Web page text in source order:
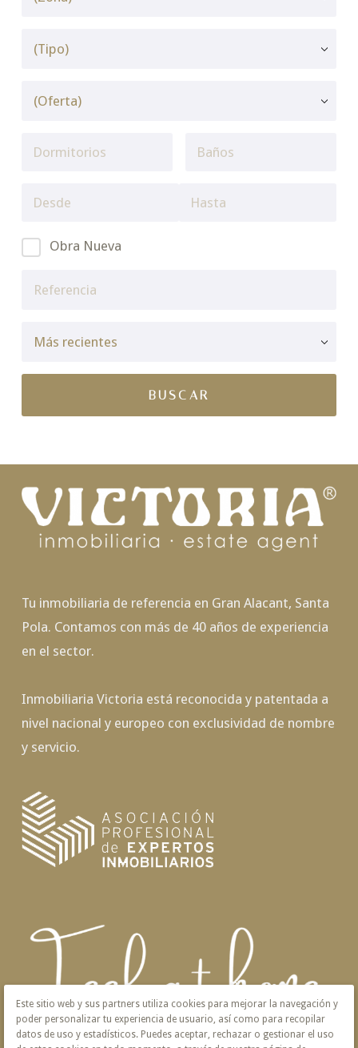
Obra Nueva
Tu inmobiliaria de referencia en Gran Alacant, Santa
Pola. Contamos con más de 40 años de experiencia
en el sector.
Inmobiliaria Victoria está reconocida y patentada a
nivel nacional y europeo con exclusividad de nombre
y servicio.
Este sitio web y sus partners utiliza cookies para mejorar la navegación y
poder personalizar tu experiencia de usuario, así como para recopilar
datos de uso y estadísticos. Puedes aceptar, rechazar o gestionar el uso